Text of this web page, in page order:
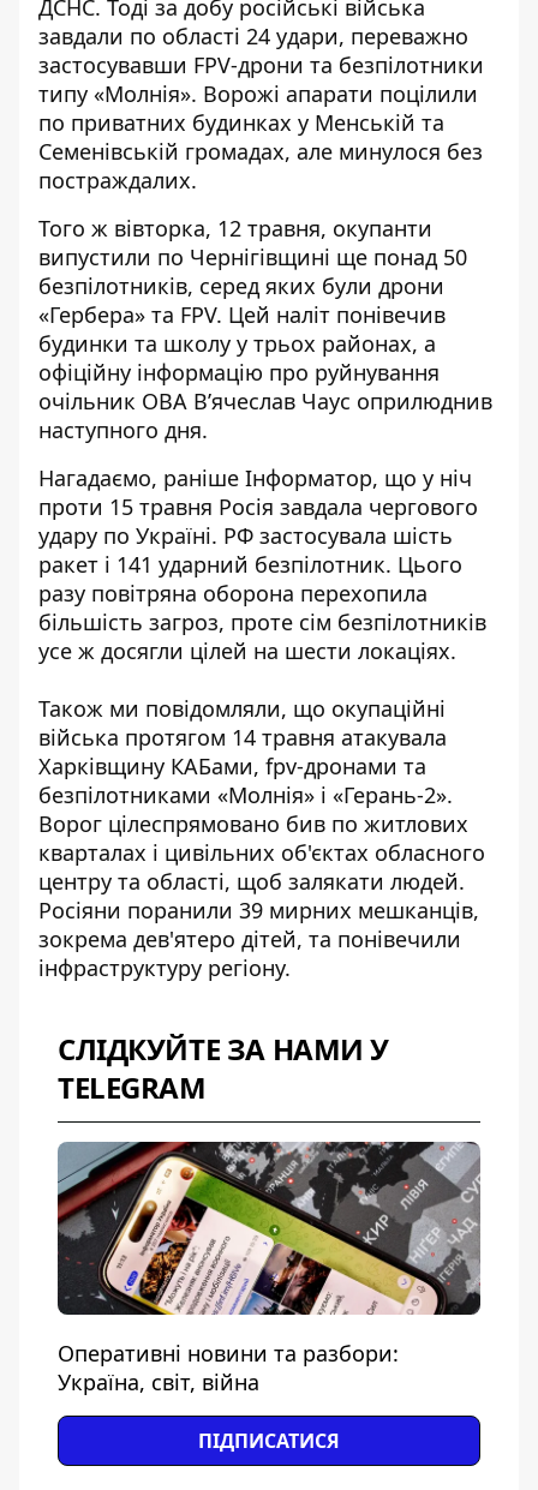
ДСНС. Тоді за добу російські війська
завдали по області 24 удари, переважно
застосувавши FPV-дрони та безпілотники
типу «Молнія». Ворожі апарати поцілили
по приватних будинках у Менській та
Семенівській громадах, але минулося без
постраждалих.
Того ж вівторка, 12 травня, окупанти
випустили по Чернігівщині ще понад 50
безпілотників, серед яких були дрони
«Гербера» та FPV. Цей наліт понівечив
будинки та школу у трьох районах, а
офіційну інформацію про руйнування
очільник ОВА В’ячеслав Чаус оприлюднив
наступного дня.
Нагадаємо, раніше Інформатор, що у ніч
проти 15 травня Росія завдала чергового
удару по Україні. РФ застосувала шість
ракет і 141 ударний безпілотник. Цього
разу повітряна оборона перехопила
більшість загроз, проте сім безпілотників
усе ж досягли цілей на шести локаціях.
Також ми повідомляли, що окупаційні
війська протягом 14 травня атакувала
Харківщину КАБами, fpv-дронами та
безпілотниками «Молнія» і «Герань-2».
Ворог цілеспрямовано бив по житлових
кварталах і цивільних об'єктах обласного
центру та області, щоб залякати людей.
Росіяни поранили 39 мирних мешканців,
зокрема дев'ятеро дітей, та понівечили
інфраструктуру регіону.
СЛІДКУЙТЕ ЗА НАМИ У
TELEGRAM
Оперативні новини та разбори:
Україна, світ, війна
ПІДПИСАТИСЯ